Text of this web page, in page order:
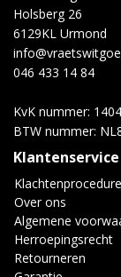
Holsberg 26
6129KL Urmond
046 433 14 84
KvK nummer:
BTW nummer:
Klantenservice
Klachtenprocedure
Over ons
Algemene
Herroepingsrecht
Retourneren